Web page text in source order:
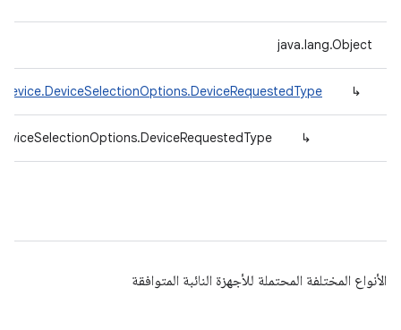
java.lang.Object
↳
↳
الأنواع المختلفة المحتملة للأجهزة النائبة المتوافقة